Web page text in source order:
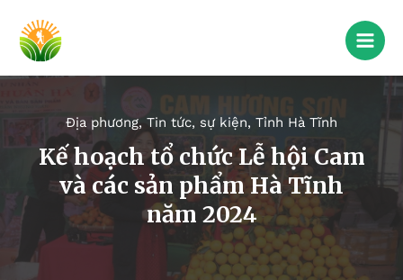
Địa phương, Tin tức, sự kiện, Tỉnh Hà Tĩnh
Kế hoạch tổ chức Lễ hội Cam
và các sản phẩm Hà Tĩnh
năm 2024